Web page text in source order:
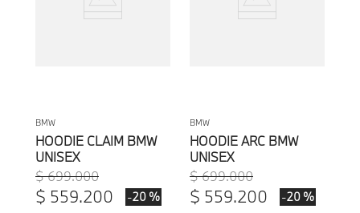
BMW
HOODIE CLAIM BMW
UNISEX
$699.000
$ 559.200 -20 %
BMW
HOODIE ARC BMW
UNISEX
$699.000
$ 559.200 -20 %